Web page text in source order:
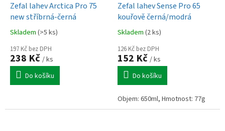
Zefal lahev Arctica Pro 75
new stříbrná-černá
Skladem (>5 ks)
197 Kč bez DPH
238 Kč / ks
Do košíku
Zefal lahev Sense Pro 65
kouřově černá/modrá
Skladem (2 ks)
126 Kč bez DPH
152 Kč / ks
Do košíku
Objem: 650ml, Hmotnost: 77g